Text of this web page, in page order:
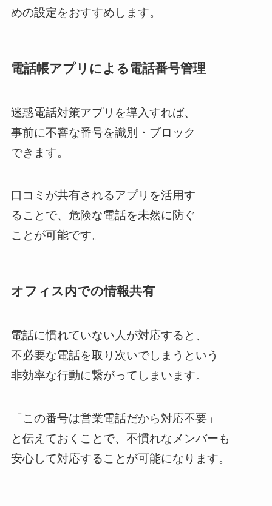
めの設定をおすすめします。
電話帳アプリによる電話番号管理
迷惑電話対策アプリを導入すれば、
事前に不審な番号を識別・ブロック
できます。
口コミが共有されるアプリを活用す
ることで、危険な電話を未然に防ぐ
ことが可能です。
オフィス内での情報共有
電話に慣れていない人が対応すると、
不必要な電話を取り次いでしまうという
非効率な行動に繋がってしまいます。
「この番号は営業電話だから対応不要」
と伝えておくことで、不慣れなメンバーも
安心して対応することが可能になります。